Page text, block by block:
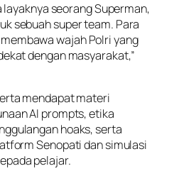
layaknya seorang Superman,
sebuah super team. Para
wajah Polri yang
dengan masyarakat,”
mendapat materi
AI prompts, etika
hoaks, serta
Senopati dan simulasi
pelajar.